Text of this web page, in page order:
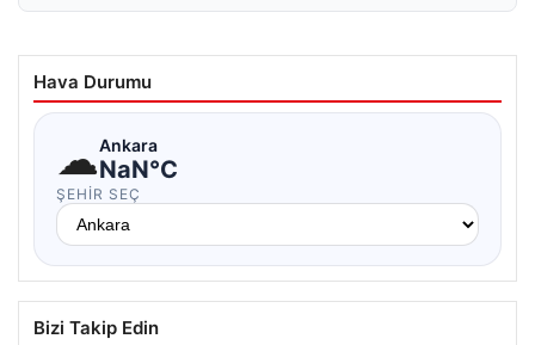
Hava Durumu
☁Ankara
NaN°C
ŞEHIR SEÇ
Bizi Takip Edin